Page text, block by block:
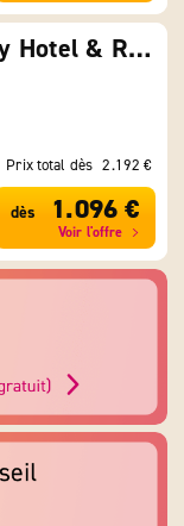
Ocean Bay Hotel & Resort
Prix total dès 2.192 €
dès 1.096 €
Voir l'offre